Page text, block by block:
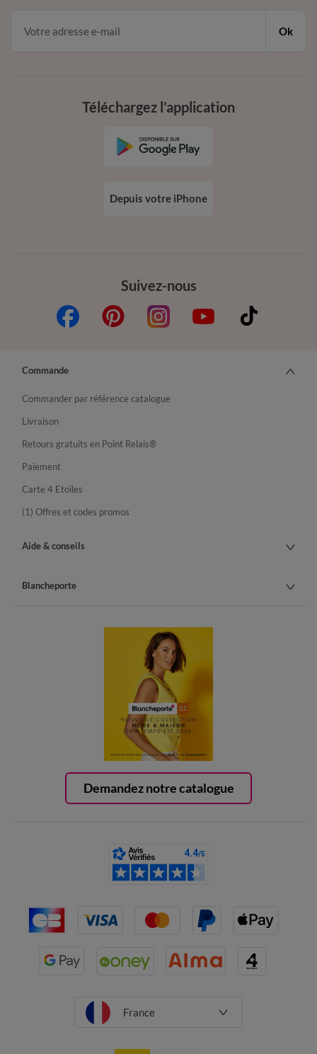
Ok
Suivez-nous
Téléchargez l’application
Depuis votre iPhone
Demandez notre catalogue
Commande
Commander par référence catalogue
Livraison
Retours gratuits en Point Relais®
Paiement
Carte 4 Etoiles
(1) Offres et codes promos
Aide & conseils
Blancheporte
France